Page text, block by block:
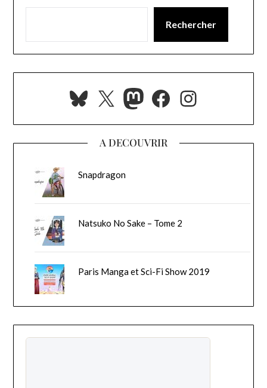
Rechercher
Bluesky
X Mastodon
Facebook
A DECOUVRIR
Snapdragon
Natsuko No Sake – Tome 2
Paris Manga et Sci-Fi Show 2019